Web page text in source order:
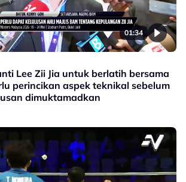
01:34
Lee Zii Jia untuk berlatih bersama
perincikan aspek teknikal sebelum
dimuktamadkan